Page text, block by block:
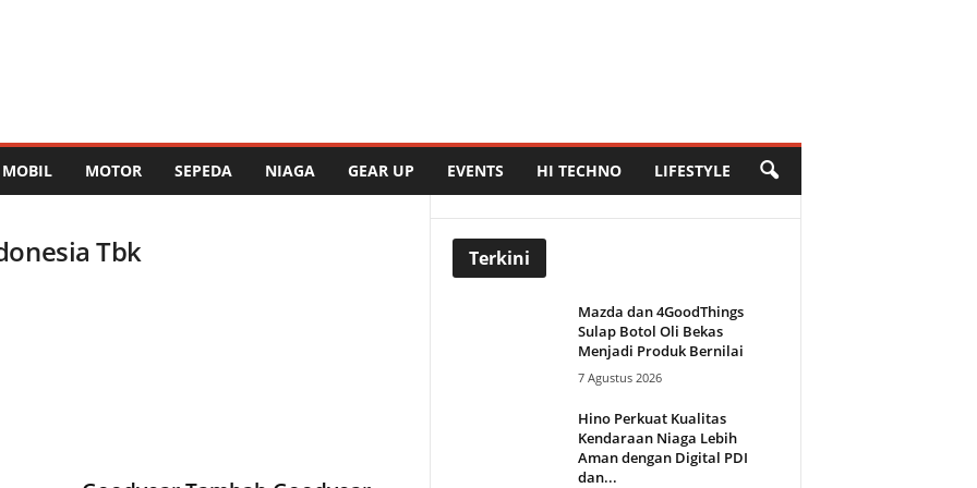
MOBIL MOTOR SEPEDA NIAGA GEAR UP EVENTS HI TECHNO LIFESTYLE
Tbk Terkini
Mazda dan 4GoodThings
Sulap Botol Oli Bekas
Menjadi Produk Bernilai
7 Agustus 2026
Hino Perkuat Kualitas
Kendaraan Niaga Lebih
Aman dengan Digital PDI
dan...